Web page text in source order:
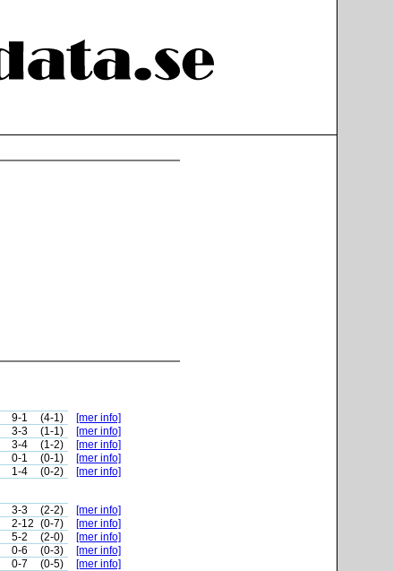
9-1 (4-1)
[mer info]
3-3 (1-1)
[mer info]
3-4 (1-2)
[mer info]
0-1 (0-1)
[mer info]
1-4 (0-2) [mer info]
3-3 (2-2)
[mer info]
2-12 (0-7)
[mer info]
5-2 (2-0)
[mer info]
0-6 (0-3)
[mer info]
0-7 (0-5) [mer info]